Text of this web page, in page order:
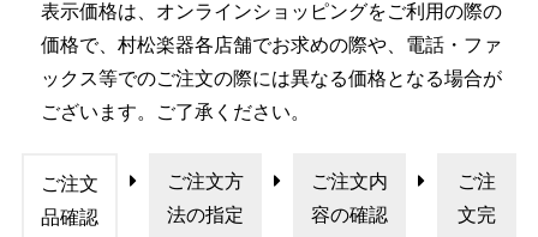
表示価格は、オンラインショッピングをご利用の際の
価格で、村松楽器各店舗でお求めの際や、電話・ファ
ックス等でのご注文の際には異なる価格となる場合が
ございます。ご了承ください。
ご注文
品確認
ご注文方
法の指定
ご注文内
容の確認
ご注
文完